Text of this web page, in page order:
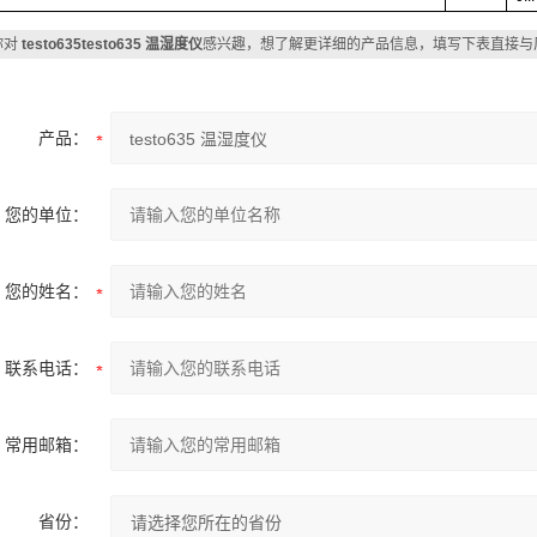
testo635testo635 温湿度仪感兴趣，想了解更详细的产品信息，填写下表直接与
产品：
您的单位：
您的姓名：
联系电话：
常用邮箱：
省份：